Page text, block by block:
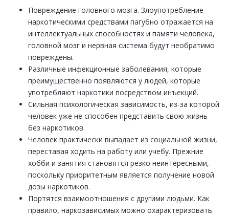
Повреждение головного мозга. Злоупотребление
наркотическими средствами пагубно отражается на
интеллектуальных способностях и памяти человека,
головной мозг и нервная система будут необратимо
повреждены.
Различные инфекционные заболевания, которые
преимущественно появляются у людей, которые
употребляют наркотики посредством инъекций.
Сильная психологическая зависимость, из-за которой
человек уже не способен представить свою жизнь
без наркотиков.
Человек практически выпадает из социальной жизни,
переставая ходить на работу или учебу. Прежние
хобби и занятия становятся резко неинтересными,
поскольку приоритетным является получение новой
дозы наркотиков.
Портятся взаимоотношения с другими людьми. Как
правило, наркозависимых можно охарактеризовать